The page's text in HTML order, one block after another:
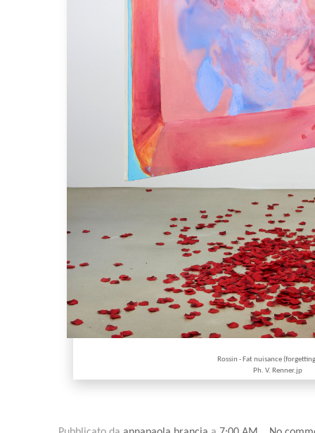
Rossin - Fat nuisance
Ph. V. Renner.jp